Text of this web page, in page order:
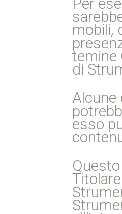
mobili,
temine
di
Alcune
esso